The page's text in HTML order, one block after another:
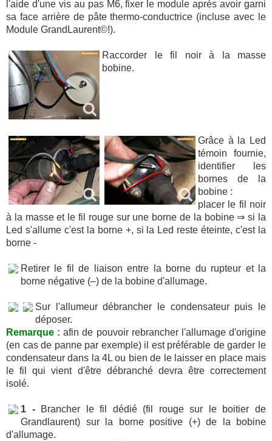
l'aide d'une vis au pas M6, fixer le module après avoir garni
sa face arrière de pâte thermo-conductrice (incluse avec le
Module GrandLaurent©!).
Raccorder le fil noir à la masse
bobine.
Grâce à la Led
témoin fournie,
identifier les
bornes de la
bobine :
placer le fil noir
à la masse et le fil rouge sur une borne de la bobine ⇒ si la
Led s'allume c'est la borne +, si la Led reste éteinte, c'est la
borne -
Retirer le fil de liaison entre la borne du rupteur et la
borne négative (–) de la bobine d'allumage.
Sur l'allumeur débrancher le condensateur puis le
déposer.
Remarque : afin de pouvoir rebrancher l'allumage d'origine
(en cas de panne par exemple) il est préférable de garder le
condensateur dans la 4L ou bien de le laisser en place mais
le fil qui vient d'être débranché devra être correctement
isolé.
1 -Brancher le fil dédié (fil rouge sur le boitier de
Grandlaurent) sur la borne positive (+) de la bobine
d'allumage.